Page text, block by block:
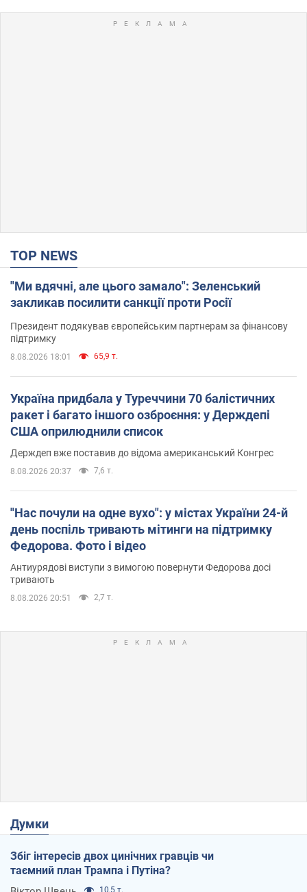
TOP NEWS
"Ми вдячні, але цього замало": Зеленський
закликав посилити санкції проти Росії
Президент подякував європейським партнерам за фінансову
підтримку
8.08.2026 18:01 65,9 т.
Україна придбала у Туреччини 70 балістичних
ракет і багато іншого озброєння: у Держдепі
США оприлюднили список
Держдеп вже поставив до відома американський Конгрес
8.08.2026 20:37 7,6 т.
"Нас почули на одне вухо": у містах України 24-й
день поспіль тривають мітинги на підтримку
Федорова. Фото і відео
Антиурядові виступи з вимогою повернути Федорова досі
тривають
8.08.2026 20:51 2,7 т.
Думки
Збіг інтересів двох цинічних гравців чи
таємний план Трампа і Путіна?
10,5 т.